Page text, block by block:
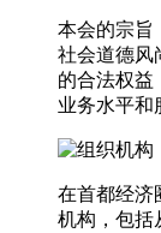
本会的宗旨
社会道德风
的合法权益
业务水平和
在首都经济
机构，包括